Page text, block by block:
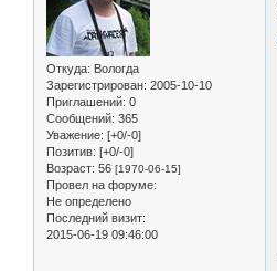
Откуда: Вологда
Зарегистрирован: 2005-10-10
Приглашений: 0
Сообщений: 365
Уважение: [+0/-0]
Позитив: [+0/-0]
Возраст: 56 [1970-06-15]
Провел на форуме:
Не определено
Последний визит:
2015-06-19 09:46:00